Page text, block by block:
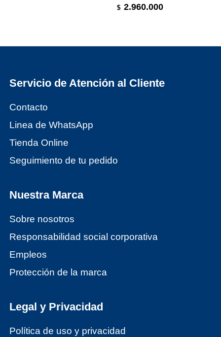
$ 2.960.000
Servicio de Atención al Cliente
Contacto
Linea de WhatsApp
Tienda Online
Seguimiento de tu pedido
Nuestra Marca
Sobre nosotros
Responsabilidad social corporativa
Empleos
Protección de la marca
Legal y Privacidad
Política de uso y privacidad